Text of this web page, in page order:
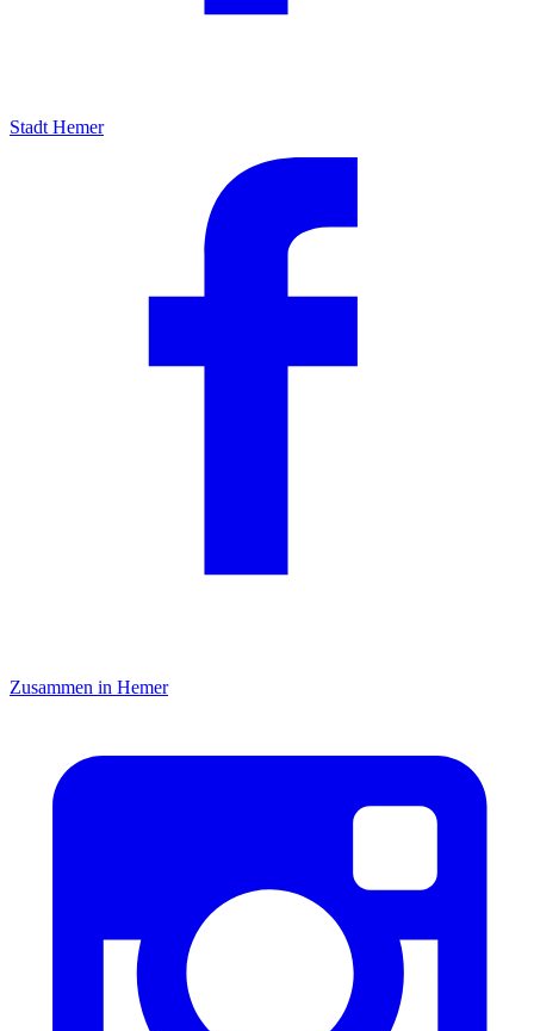
Stadt Hemer
Zusammen in Hemer